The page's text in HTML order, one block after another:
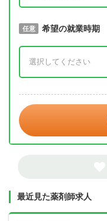
必須 取得予定年
任意 希望の就業時期
最近見た薬剤師求人